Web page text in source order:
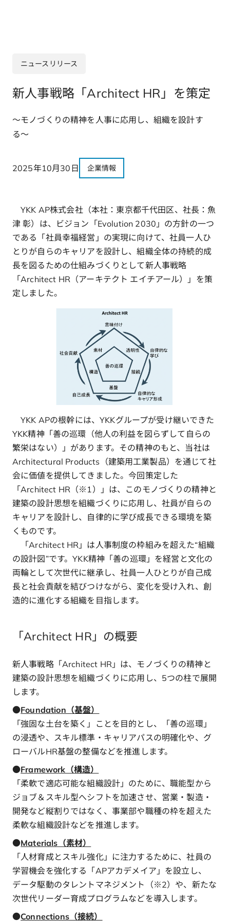
ニュースリリース
新人事戦略「Architect HR」を策定
〜モノづくりの精神を人事に応用し、組織を設計す
る〜
2025年10月30日 企業情報
YKK AP株式会社（本社：東京都千代田区、社長：魚
津 彰）は、ビジョン「Evolution 2030」の方針の一つ
である「社員幸福経営」の実現に向けて、社員一人ひ
とりが自らのキャリアを設計し、組織全体の持続的成
長を図るための仕組みづくりとして新人事戦略
「Architect HR（アーキテクト エイチアール）」を策
定しました。
YKK APの根幹には、YKKグループが受け継いできた
YKK精神「善の巡環（他人の利益を図らずして自らの
繁栄はない）」があります。その精神のもと、当社は
Architectural Products（建築用工業製品）を通じて社
会に価値を提供してきました。今回策定した
「Architect HR（※1）」は、このモノづくりの精神と
建築の設計思想を組織づくりに応用し、社員が自らの
キャリアを設計し、自律的に学び成長できる環境を築
くものです。
「Architect HR」は人事制度の枠組みを超えた“組織
の設計図”です。YKK精神「善の巡環」を経営と文化の
両輪として次世代に継承し、社員一人ひとりが自己成
長と社会貢献を結びつけながら、変化を受け入れ、創
造的に進化する組織を目指します。
「Architect HR」の概要
新人事戦略「Architect HR」は、モノづくりの精神と
建築の設計思想を組織づくりに応用し、5つの柱で展開
します。
●Foundation（基盤）
「強固な土台を築く」ことを目的とし、「善の巡環」
の浸透や、スキル標準・キャリアパスの明確化や、グ
ローバルHR基盤の整備などを推進します。
●Framework（構造）
「柔軟で適応可能な組織設計」のために、職能型から
ジョブ＆スキル型へシフトを加速させ、営業・製造・
開発など縦割りではなく、事業部や職種の枠を超えた
柔軟な組織設計などを推進します。
●Materials（素材）
「人材育成とスキル強化」に注力するために、社員の
学習機会を強化する「APアカデメイア」を設立し、
データ駆動のタレントマネジメント（※2）や、新たな
次世代リーダー育成プログラムなどを導入します。
●Connections（接続）